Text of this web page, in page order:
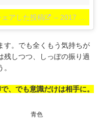
アした投稿 – 2017 5月 18 3:36午前 PDT
す。でも全くもう気持ちが
残しつつ、しっぽの振り過
、でも意識だけは相手に。
青色